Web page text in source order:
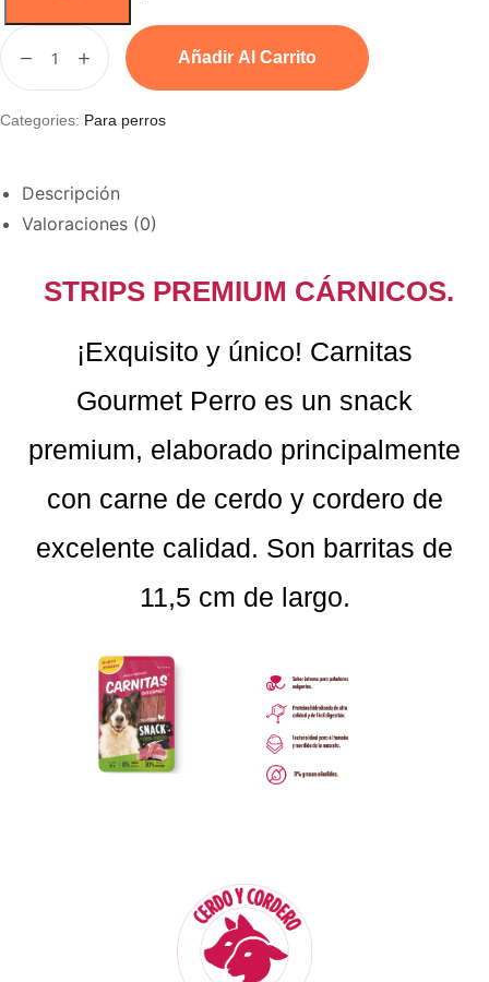
Añadir Al Carrito
Categories: Para perros
Descripción
Valoraciones (0)
STRIPS PREMIUM CÁRNICOS.
¡Exquisito y único! Carnitas
Gourmet Perro es un snack
premium, elaborado principalmente
con carne de cerdo y cordero de
excelente calidad. Son barritas de
11,5 cm de largo.